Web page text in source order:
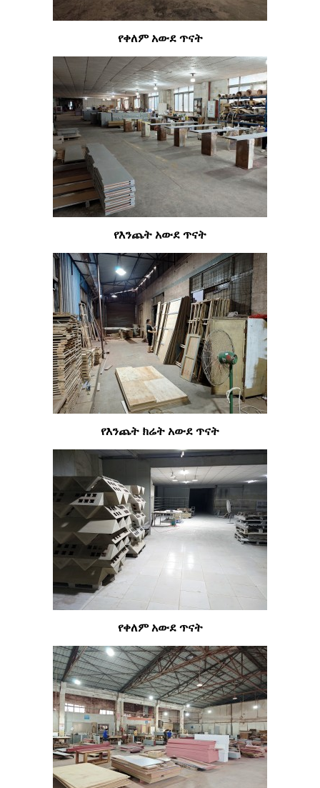
የቀለም አውደ ጥናት
የእንጨት አውደ ጥናት
የእንጨት ክሬት አውደ ጥናት
የቀለም አውደ ጥናት